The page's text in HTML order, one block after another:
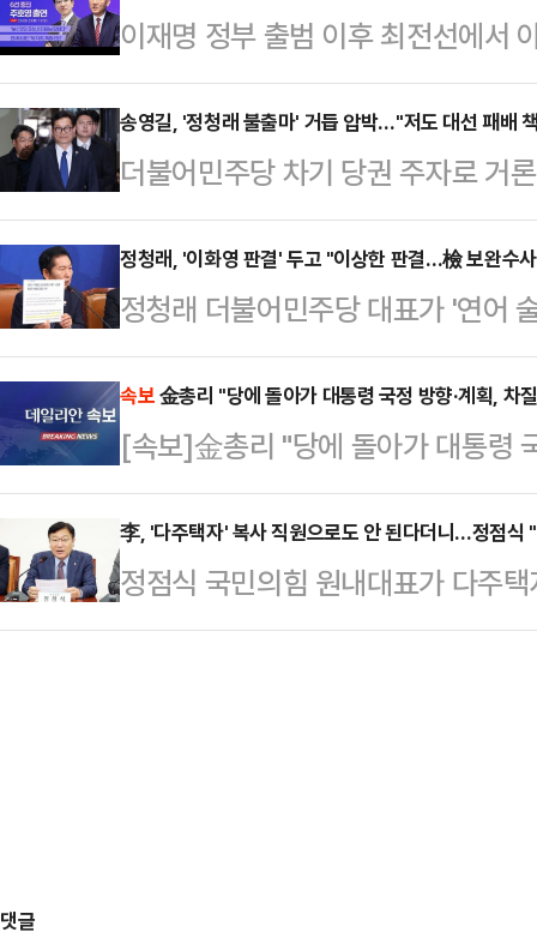
이재명 정부 출범 이후 최전선에서
리안 스튜디오를 찾는다. 정치 시사
(화) 오후 3시 주호영 국민의힘 의
호영 의원은 판사 출신으로 2004
6선 고지에 오른 국민의힘 최다선
장을 지냈으며, 거대 여당의 입법
으로서 여당 중심의 편향된 국회 운
거에서는 …
송영길, '정청래 불출마' 거듭 압박…"저도 대선 패배
더불어민주당 차기 당권 주자로 거
있는 정청래 대표를 향해 "저는
표직을 사임했다"며 재차 불출마
오 '김종배의 시선집중'에 출연해
표가 어떤 결정을 할지 좀 지켜보고
다"고 말했다.그러면서 그는 2022
회적으로 정 대표의 연임도전 포기
를 맞아가면…
정청래, '이화영 판결' 두고 "이상한 판결…檢 보완수
정청래 더불어민주당 대표가 '연어
소된 이화영 전 경기도 평화부지사
두고 "참 안타깝고 이상한 판결"이
회에서 열린 최고위원회의에서 "아
존중한다고 말했지만 이건 도저히
렸다"며 이같이 밝혔다.이어 "교도
을 보도한 언론이 있다"며 "실제로
있었는지 법무부…
속보金총리 "당에 돌아가 대통령 국정 방향·계획, 차
[속보]金총리 "당에 돌아가 대통령
李, '다주택자' 복사 직원으로도 안 된다더니…정점식
정점식 국민의힘 원내대표가 다주
자에 대해 "이재명 대통령 말에 따
댓글